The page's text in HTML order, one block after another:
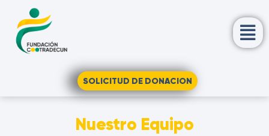
SOLICITUD DE DONACION
Nuestro Equipo